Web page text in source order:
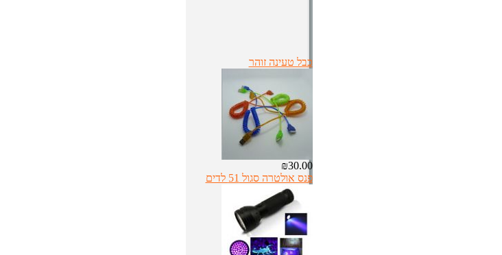
כבל טעינה זוהר
₪30.00
פנס אולטרה סגול 51 לדים